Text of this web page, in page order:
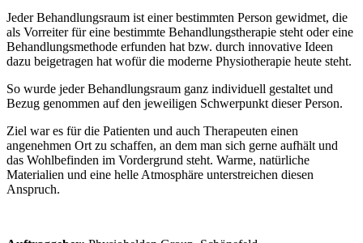
Jeder Behandlungsraum ist einer bestimmten Person gewidmet, die
als Vorreiter für eine bestimmte Behandlungstherapie steht oder eine
Behandlungsmethode erfunden hat bzw. durch innovative Ideen
dazu beigetragen hat wofür die moderne Physiotherapie heute steht.
So wurde jeder Behandlungsraum ganz individuell gestaltet und
Bezug genommen auf den jeweiligen Schwerpunkt dieser Person.
Ziel war es für die Patienten und auch Therapeuten einen
angenehmen Ort zu schaffen, an dem man sich gerne aufhält und
das Wohlbefinden im Vordergrund steht. Warme, natürliche
Materialien und eine helle Atmosphäre unterstreichen diesen
Anspruch.